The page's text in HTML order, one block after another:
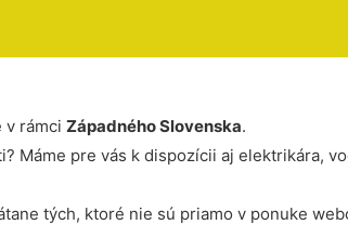
v rámci Západného Slovenska.
Máme pre vás k dispozícii aj elektrikára,
tých, ktoré nie sú priamo v ponuke